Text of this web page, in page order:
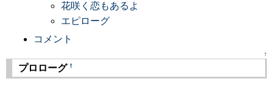
花咲く恋もあるよ
エピローグ
コメント
↑
プロローグ †